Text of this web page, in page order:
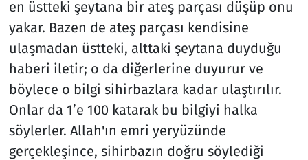
en üstteki şeytana bir ateş parçası düşüp onu
yakar. Bazen de ateş parçası kendisine
ulaşmadan üstteki, alttaki şeytana duyduğu
haberi iletir; o da diğerlerine duyurur ve
böylece o bilgi sihirbazlara kadar ulaştırılır.
Onlar da 1’e 100 katarak bu bilgiyi halka
söylerler. Allah'ın emri yeryüzünde
gerçekleşince, sihirbazın doğru söylediği